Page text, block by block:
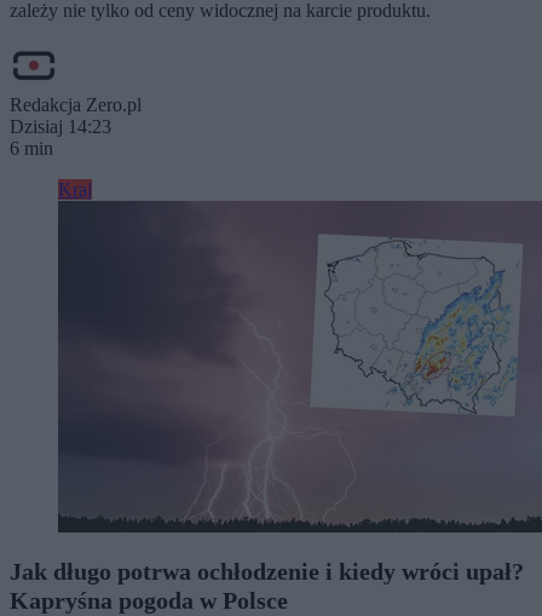
zależy nie tylko od ceny widocznej na karcie produktu.
Redakcja Zero.pl
Dzisiaj 14:23
6 min
Kraj
Jak długo potrwa ochłodzenie i kiedy wróci upał?
Kapryśna pogoda w Polsce